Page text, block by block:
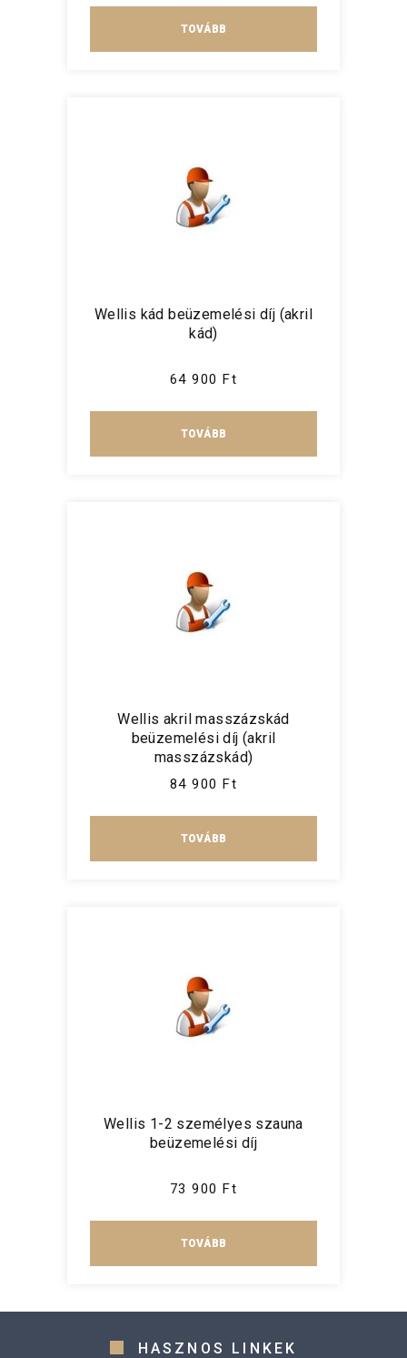
TOVÁBB
Wellis kád beüzemelési díj (akril
kád)
64 900 Ft
TOVÁBB
Wellis akril masszázskád
beüzemelési díj (akril
masszázskád)
84 900 Ft
TOVÁBB
Wellis 1-2 személyes szauna
beüzemelési díj
73 900 Ft
TOVÁBB
HASZNOS LINKEK